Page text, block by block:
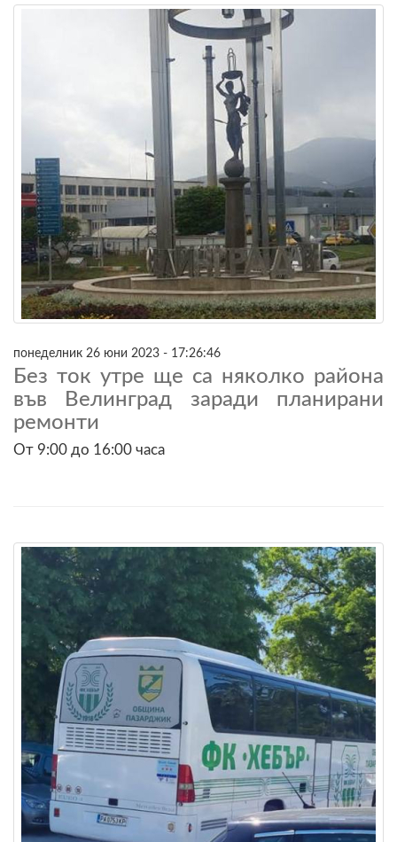
понеделник 26 юни 2023 - 17:26:46
Без ток утре ще са няколко района
във Велинград заради планирани
ремонти
От 9:00 до 16:00 часа